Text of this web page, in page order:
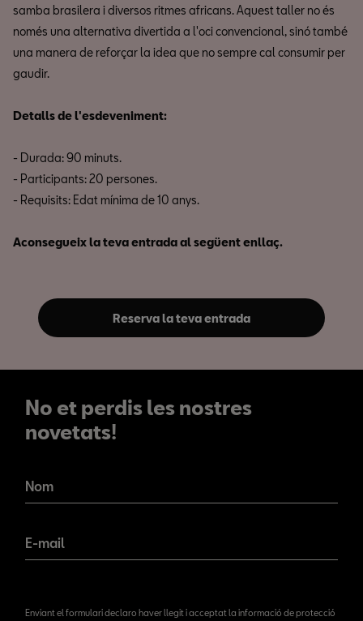
samba brasilera i diversos ritmes africans. Aquest taller no és
només una alternativa divertida a l'oci convencional, sinó també
una manera de reforçar la idea que no sempre cal consumir per
gaudir.
Detalls de l'esdeveniment:
- Durada: 90 minuts.
- Participants: 20 persones.
- Requisits: Edat mínima de 10 anys.
Aconsegueix la teva entrada al següent enllaç.
Reserva la teva entrada
No et perdis les nostres
novetats!
novetats!
Nom
E-mail
Enviant el formulari declaro haver llegit i acceptat la informació de protecció